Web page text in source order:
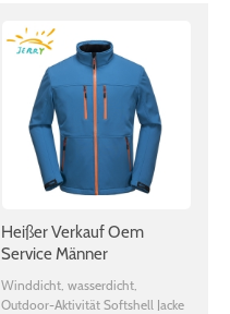
Heißer Verkauf Oem
Service Männer
Windundurchlässige
Wasserdichte Warme
Winddicht, wasserdicht,
Outdoor-Aktivität Softshell Jacke